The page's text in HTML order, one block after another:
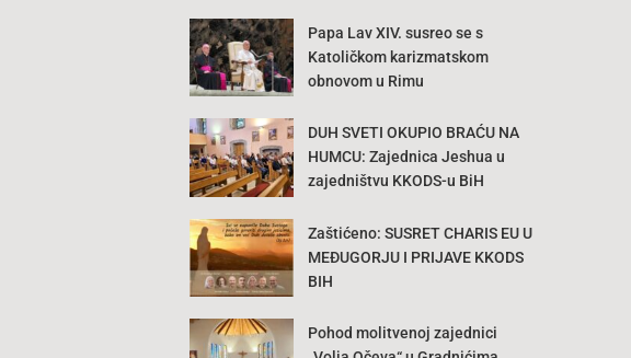
Papa Lav XIV. susreo se s
Katoličkom karizmatskom
obnovom u Rimu
DUH SVETI OKUPIO BRAĆU NA
HUMCU: Zajednica Jeshua u
zajedništvu KKODS-u BiH
Zaštićeno: SUSRET CHARIS EU U
MEĐUGORJU I PRIJAVE KKODS
BIH
Pohod molitvenoj zajednici